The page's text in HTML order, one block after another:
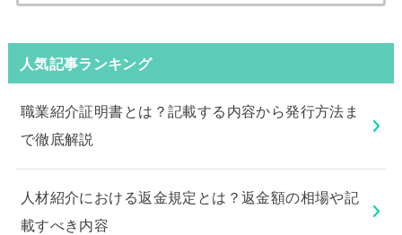
人気記事ランキング
職業紹介証明書とは？記載する内容から発行方法ま
で徹底解説
人材紹介における返金規定とは？返金額の相場や記
載すべき内容